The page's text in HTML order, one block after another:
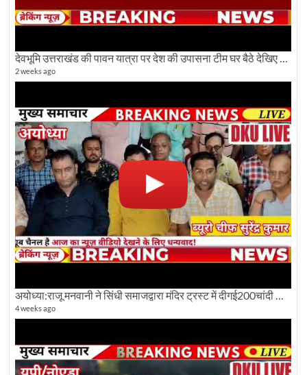
2 weeks ago
अयोध्या:राजू मनवानी ने सिंधी समाजद्वारा मंदिर ट्रस्ट में दीगई200चांदी की ईंटों पर सवाल का किया विरोध
4 weeks ago